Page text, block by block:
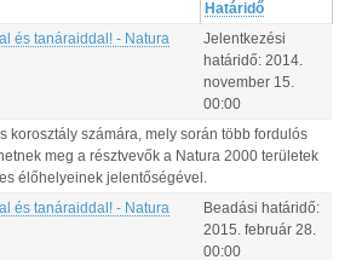
Határidő
és tanáraiddal! - Natura
Jelentkezési
határidő: 2014.
november 15
00:00
korosztály számára, mely során több fordulós
meg a résztvevők a Natura 2000 területek
élőhelyeinek jelentőségével.
és tanáraiddal! - Natura
Beadási határidő:
2015. február 28
00:00